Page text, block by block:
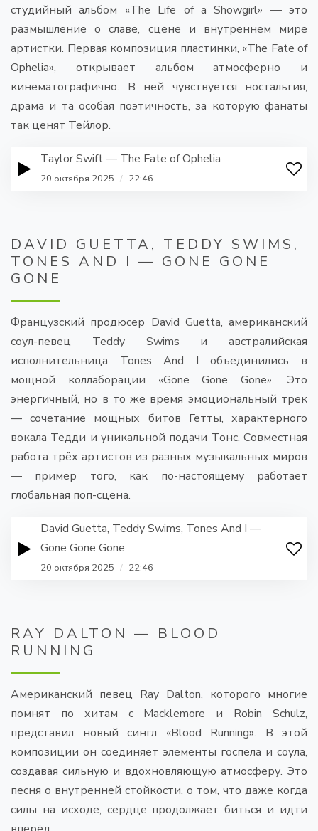
студийный альбом «The Life of a Showgirl» — это
размышление о славе, сцене и внутреннем мире
артистки. Первая композиция пластинки, «The Fate of
Ophelia», открывает альбом атмосферно и
кинематографично. В ней чувствуется ностальгия,
драма и та особая поэтичность, за которую фанаты
так ценят Тейлор.
Taylor Swift — The Fate of Ophelia
20 октября 2025 / 22:46
DAVID GUETTA, TEDDY SWIMS,
TONES AND I — GONE GONE
GONE
Французский продюсер David Guetta, американский
соул-певец Teddy Swims и австралийская
исполнительница Tones And I объединились в
мощной коллаборации «Gone Gone Gone». Это
энергичный, но в то же время эмоциональный трек
— сочетание мощных битов Гетты, характерного
вокала Тедди и уникальной подачи Тонс. Совместная
работа трёх артистов из разных музыкальных миров
— пример того, как по-настоящему работает
глобальная поп-сцена.
David Guetta, Teddy Swims, Tones And I —
Gone Gone Gone
20 октября 2025 / 22:46
RAY DALTON — BLOOD
RUNNING
Американский певец Ray Dalton, которого многие
помнят по хитам с Macklemore и Robin Schulz,
представил новый сингл «Blood Running». В этой
композиции он соединяет элементы госпела и соула,
создавая сильную и вдохновляющую атмосферу. Это
песня о внутренней стойкости, о том, что даже когда
силы на исходе, сердце продолжает биться и идти